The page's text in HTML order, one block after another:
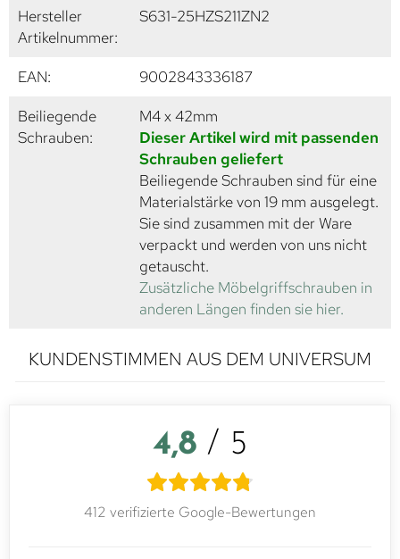
Hersteller
Artikelnummer:
S631-25HZS211ZN2
EAN:
9002843336187
Beiliegende
Schrauben:
M4 x 42mm
Dieser Artikel wird mit passenden
Schrauben geliefert
Beiliegende Schrauben sind für eine
Materialstärke von 19 mm ausgelegt.
Sie sind zusammen mit der Ware
verpackt und werden von uns nicht
getauscht.
Zusätzliche Möbelgriffschrauben in
anderen Längen finden sie hier.
KUNDENSTIMMEN AUS DEM UNIVERSUM
4,8 / 5
412 verifizierte Google-Bewertungen